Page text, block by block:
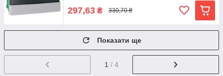
297,63 ₴ 330,70 ₴
Показати ще
1 / 4